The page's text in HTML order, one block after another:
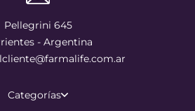
Pellegrini 645
- Argentina
Categorías